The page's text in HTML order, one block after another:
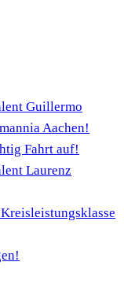
Guillermo
Aachen!
Fahrt auf!
Laurenz